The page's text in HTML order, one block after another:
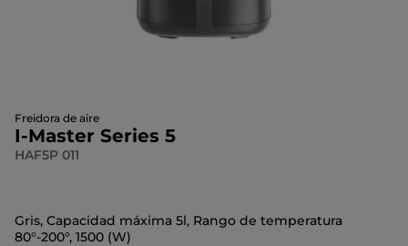
Freidora de aire
I-Master Series 5
HAF5P 011
Gris, Capacidad máxima 5l, Rango de temperatura
80°-200°, 1500 (W)